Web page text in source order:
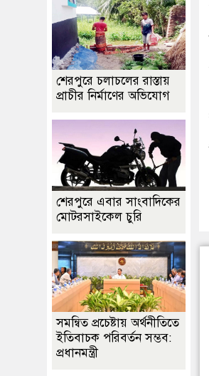
শেরপুরে চলাচলের রাস্তায়
প্রাচীর নির্মাণের অভিযোগ
শেরপুরে এবার সাংবাদিকের
মোটরসাইকেল চুরি
সমন্বিত প্রচেষ্টায় অর্থনীতিতে
ইতিবাচক পরিবর্তন সম্ভব:
প্রধানমন্ত্রী